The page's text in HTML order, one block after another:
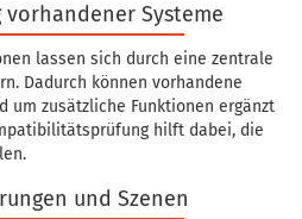
Systeme
lassen sich durch eine zentrale
Dadurch können vorhandene
um zusätzliche Funktionen ergänzt
hilft dabei, die
und Szenen